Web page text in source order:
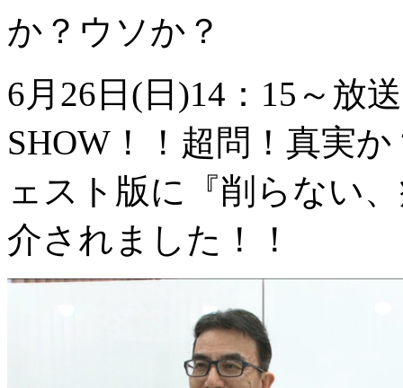
6月26日(日)14：15～放
SHOW！！超問！真実
ェスト版に『削らない
介されました！！